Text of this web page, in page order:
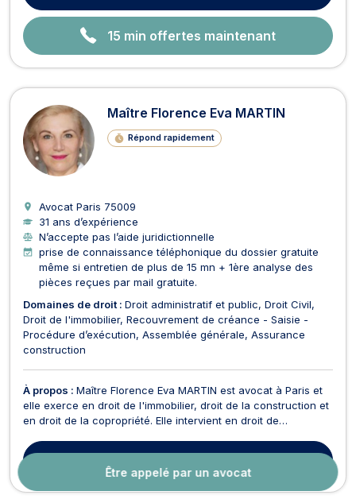
Être appelé par un avocat
15 min offertes maintenant
Maître Florence Eva MARTIN
Répond rapidement
Avocat Paris 75009
31 ans d’expérience
N’accepte pas l’aide juridictionnelle
prise de connaissance téléphonique du dossier gratuite
même si entretien de plus de 15 mn + 1ère analyse des
pièces reçues par mail gratuite.
Domaines de droit : Droit administratif et public Droit Civil
Droit de l'immobilier Recouvrement de créance - Saisie -
Procédure d’exécution Assemblée générale Assurance
construction
À propos : Maître Florence Eva MARTIN est avocat à Paris et
elle exerce en droit de l'immobilier, droit de la construction et
en droit de la copropriété. Elle intervient en droit de
vente ou la location d'un bien immeuble, aux vices cachés, à
la garantie décennale ou plus g...